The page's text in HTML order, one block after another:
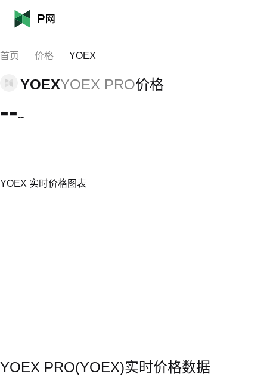
首页 价格 YOEX
YOEXYOEX PRO价格
----
YOEX 实时价格图表
YOEX PRO(YOEX)实时价格数据